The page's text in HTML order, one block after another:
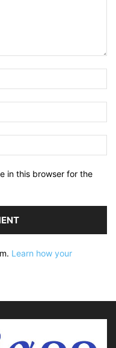
in this browser for the
Learn how your